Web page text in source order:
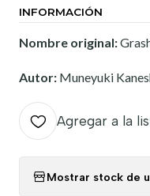
INFORMACIÓN
Nombre original:
Autor: Muneyuki
Agregar a la
Mostrar stock de